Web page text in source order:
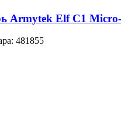
Armytek Elf C1
481855